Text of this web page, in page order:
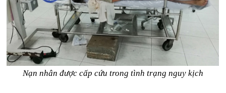
Nạn nhân được cấp cứu trong tình trạng nguy kịch